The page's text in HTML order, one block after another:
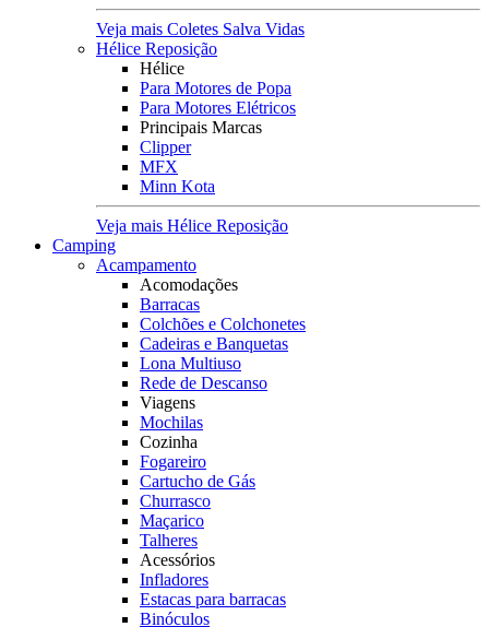
Veja mais Coletes Salva Vidas
Hélice Reposição
Hélice
Para Motores de Popa
Para Motores Elétricos
Principais Marcas
Clipper
MFX
Minn Kota
Veja mais Hélice Reposição
Camping
Acampamento
Acomodações
Barracas
Colchões e Colchonetes
Cadeiras e Banquetas
Lona Multiuso
Rede de Descanso
Viagens
Mochilas
Cozinha
Fogareiro
Cartucho de Gás
Churrasco
Maçarico
Talheres
Acessórios
Infladores
Estacas para barracas
Binóculos